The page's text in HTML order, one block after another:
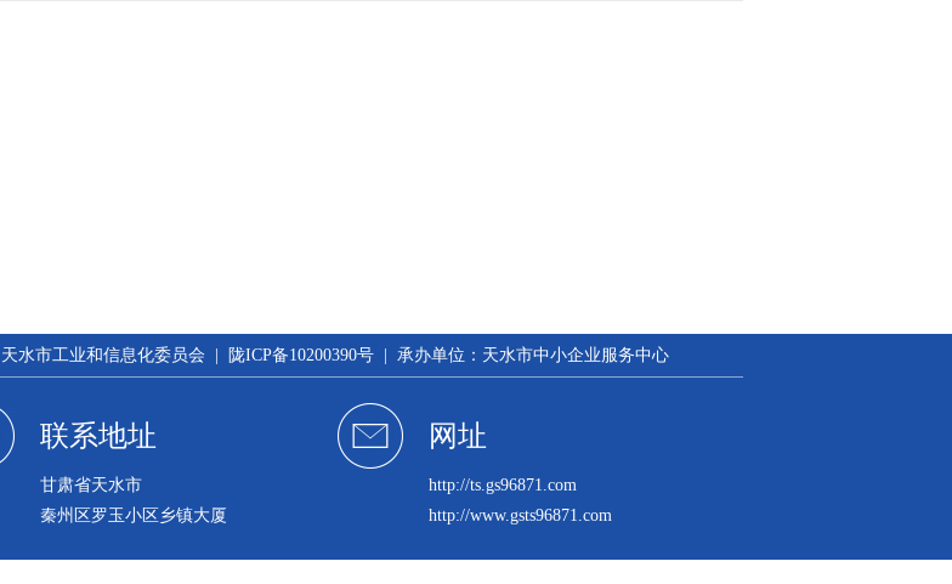
水市工业和信息化委员会 | 陇ICP备10200390号 | 承办单位：天水市中小企业服务中心
联系地址
甘肃省天水市
秦州区罗玉小区乡镇大厦
网址
http://ts.gs96871.com
http://www.gsts96871.com